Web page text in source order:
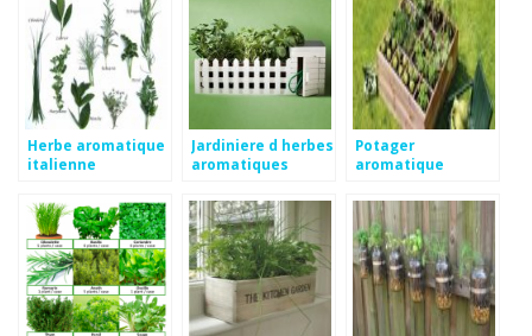
Herbe aromatique
italienne
Jardiniere d herbes
aromatiques
Potager
aromatique